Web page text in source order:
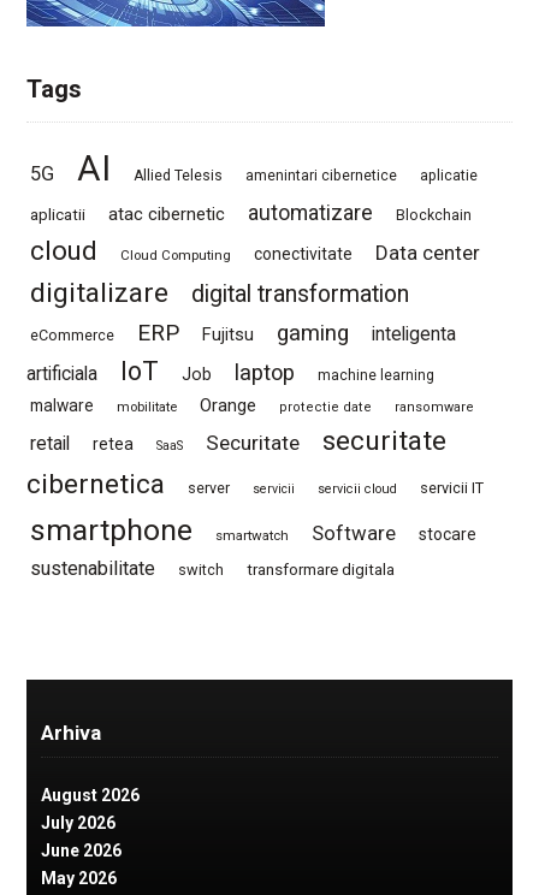
Tags
5G AI Allied Telesis amenintari cibernetice aplicatie
aplicatii atac cibernetic automatizare Blockchain
cloud Cloud Computing conectivitate Data center
digitalizare digital transformation
eCommerce ERP Fujitsu gaming
inteligenta
artificiala
IoT Job laptop machine learning
malware mobilitate Orange protectie date ransomware
retail retea SaaS Securitate
securitate
cibernetica
server servicii servicii cloud servicii IT
smartphone smartwatch Software stocare
sustenabilitate switch transformare digitala
Arhiva
August 2026
July 2026
June 2026
May 2026